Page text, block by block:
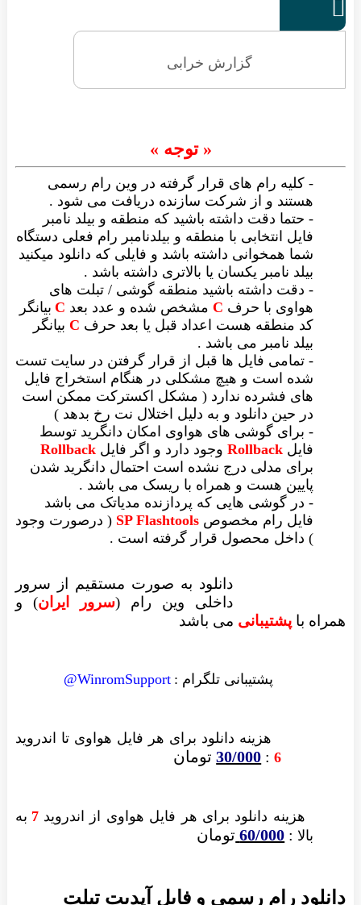

گزارش خرابی
« توجه »
- کلیه رام های قرار گرفته در وین رام رسمی
هستند و از شرکت سازنده دریافت می شود .
- حتما دقت داشته باشید که منطقه و بیلد نامبر
فایل انتخابی با منطقه و بیلدنامبر رام فعلی دستگاه
شما همخوانی داشته باشد و فایلی که دانلود میکنید
بیلد نامبر یکسان یا بالاتری داشته باشد .
- دقت داشته باشید منطقه گوشی / تبلت های
هواوی با حرف C مشخص شده و عدد بعد C بیانگر
کد منطقه هست اعداد قبل یا بعد حرف Cبیانگر
بیلد نامبر می باشد .
- تمامی فایل ها قبل از قرار گرفتن در سایت تست
شده است و هیچ مشکلی در هنگام استخراج فایل
های فشرده ندارد ( مشکل اکسترکت ممکن است
در حین دانلود و به دلیل اختلال نت رخ بدهد )
- برای گوشی های هواوی امکان دانگرید توسط
فایل Rollbackوجود دارد و اگر فایل Rollback
برای مدلی درج نشده است احتمال دانگرید شدن
پایین هست و همراه با ریسک می باشد .
- در گوشی هایی که پردازنده مدیاتک می باشد
فایل رام مخصوص SP Flashtools ( درصورت وجود
) داخل محصول قرار گرفته است .
دانلود به صورت مستقیم از سرور
داخلی وین رام (سرور ایران) و
همراه با پشتیبانی می باشد
پشتیبانی تلگرام : WinromSupport@
هزینه دانلود برای هر فایل هواوی تا اندروید
6
:
30/000تومان
هزینه دانلود برای هر فایل هواوی از اندروید7 به
بالا :
60/000 تومان
دانلود رام رسمی و فایل آپدیت تبلت